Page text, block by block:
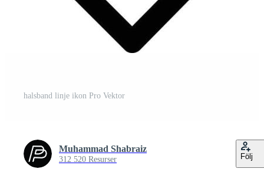
halsband linje ikon Pro Vektor
Muhammad Shabraiz
312 520 Resurser Följ